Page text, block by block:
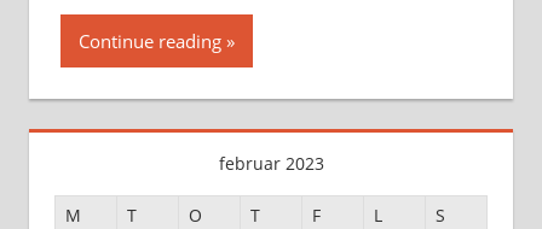
Continue reading
februar 2023
M T O T F L
S